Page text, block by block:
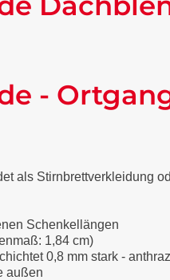
-
als Stirnbrettverkleidung
Schenkellängen
1,84 cm)
0,8 mm stark -
außen